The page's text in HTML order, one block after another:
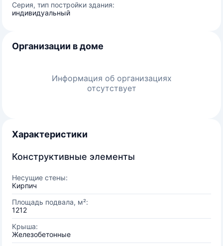
Серия, тип постройки здания:
индивидуальный
Организации в доме
Информация об организациях
отсутствует
Характеристики
Конструктивные элементы
Несущие стены:
Кирпич
Площадь подвала, м²:
1212
Крыша:
Железобетонные